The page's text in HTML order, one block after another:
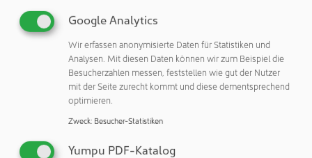
Oftmals ist das Unit-Dose-System eine Erweiterung eines
bestehenden Reinraum-Komplexes. In diesem Fall macht
es Sinn, auch diesen neuen Bereich an das vorhandene
Monitoringsystem anzuschließen und zu qualifizieren.
Die Anforderungen im Reinraum für Unit-Dose-Bereiche
variieren. In der Regel können Sie aber wie alle anderen
Google Analytics
Wir erfassen anonymisierte Daten für Statistiken und
Analysen. Mit diesen Daten können wir zum Beispiel die
Besucherzahlen messen, feststellen wie gut der Nutzer
mit der Seite zurecht kommt und diese dementsprechend
optimieren.
Zweck: Besucher-Statistiken
Yumpu PDF-Katalog